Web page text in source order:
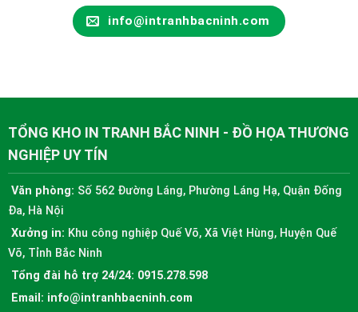
info@intranhbacninh.com
TỔNG KHO IN TRANH BẮC NINH - ĐỒ HỌA THƯƠNG
NGHIỆP UY TÍN
Văn phòng: Số 562 Đường Láng, Phường Láng Hạ, Quận Đống
Đa, Hà Nội
Xưởng in: Khu công nghiệp Quế Võ, Xã Việt Hùng, Huyện Quế
Võ, Tỉnh Bắc Ninh
Tổng đài hỗ trợ 24/24: 0915.278.598
Email: info@intranhbacninh.com